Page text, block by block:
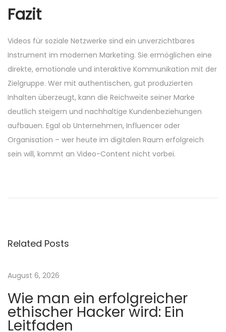
Fazit
Videos für soziale Netzwerke sind ein unverzichtbares
Instrument im modernen Marketing. Sie ermöglichen eine
direkte, emotionale und interaktive Kommunikation mit der
Zielgruppe. Wer mit authentischen, gut produzierten
Inhalten überzeugt, kann die Reichweite seiner Marke
deutlich steigern und nachhaltige Kundenbeziehungen
aufbauen. Egal ob Unternehmen, Influencer oder
Organisation – wer heute im digitalen Raum erfolgreich
sein will, kommt an Video-Content nicht vorbei.
s
n
a
o
s
o
s
t
e
e
e
r
F
Related Posts
August 6, 2026
Wie man ein erfolgreicher
ethischer Hacker wird: Ein
Leitfaden